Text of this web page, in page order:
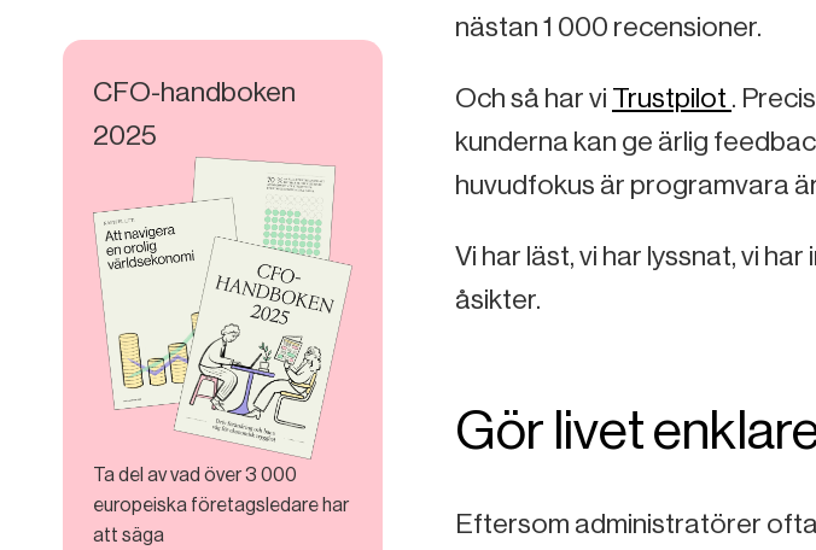
CFO-handboken
2025
Ta del av vad över 3 000
europeiska företagsledare har
att säga
nästan 1 000 recensioner.
Och så har vi Trustpilot .
kunderna kan ge ärlig
huvudfokus är programvara
Vi har läst, vi har lyssnat, vi
åsikter.
Gör livet
Eftersom administratörer